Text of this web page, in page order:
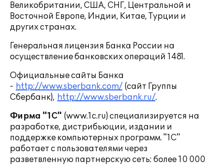
Великобритании, США, СНГ, Центральной и
Восточной Европе, Индии, Китае, Турции и
других странах.
Генеральная лицензия Банка России на
осуществление банковских операций 1481.
Официальные сайты Банка
- http://www.sberbank.com/ (сайт Группы
Сбербанк), http://www.sberbank.ru/.
Фирма "1С" (www.1c.ru) специализируется на
разработке, дистрибьюции, издании и
поддержке компьютерных программ. "1С"
работает с пользователями через
разветвленную партнерскую сеть: более 10 000